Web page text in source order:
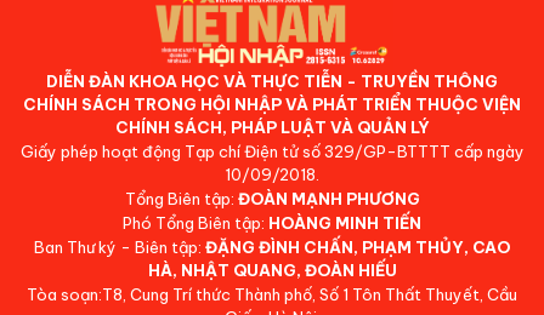
DIỄN ĐÀN KHOA HỌC VÀ THỰC TIỄN - TRUYỀN THÔNG
CHÍNH SÁCH TRONG HỘI NHẬP VÀ PHÁT TRIỂN THUỘC VIỆN
CHÍNH SÁCH, PHÁP LUẬT VÀ QUẢN LÝ
Giấy phép hoạt động Tạp chí Điện tử số 329/GP-BTTTT cấp ngày
10/09/2018.
Tổng Biên tập: ĐOÀN MẠNH PHƯƠNG
Phó Tổng Biên tập: HOÀNG MINH TIẾN
Ban Thư ký - Biên tập: ĐẶNG ĐÌNH CHẤN, PHẠM THỦY, CAO
HÀ, NHẬT QUANG, ĐOÀN HIẾU
Tòa soạn:T8, Cung Trí thức Thành phố, Số 1 Tôn Thất Thuyết, Cầu